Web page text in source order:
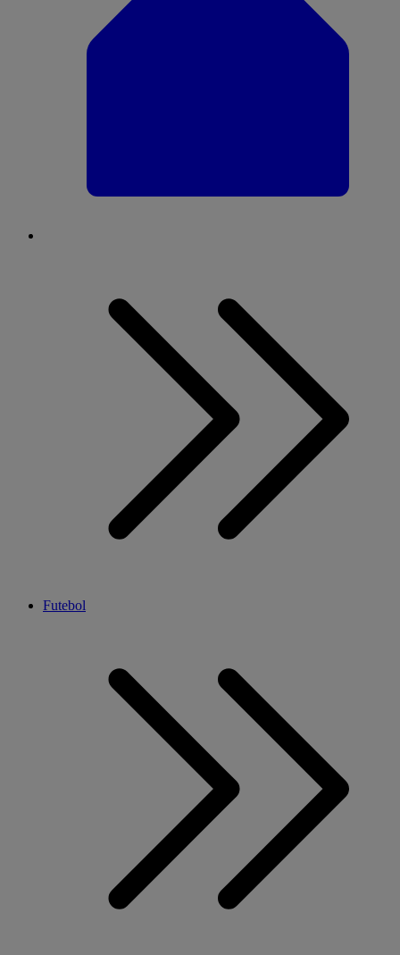
Futebol